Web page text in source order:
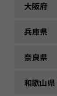
大阪府
兵庫県
奈良県
和歌山県